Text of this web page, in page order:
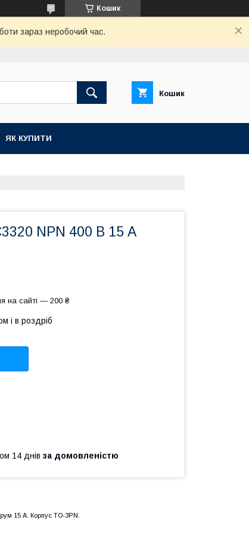
Кошик
зараз неробочий час.
Кошик
ЯК КУПИТИ
NPN 400 В 15 А
на сайті — 200 ₴
і в роздріб
14 днів за домовленістю
15 А. Корпус TO-3PN.